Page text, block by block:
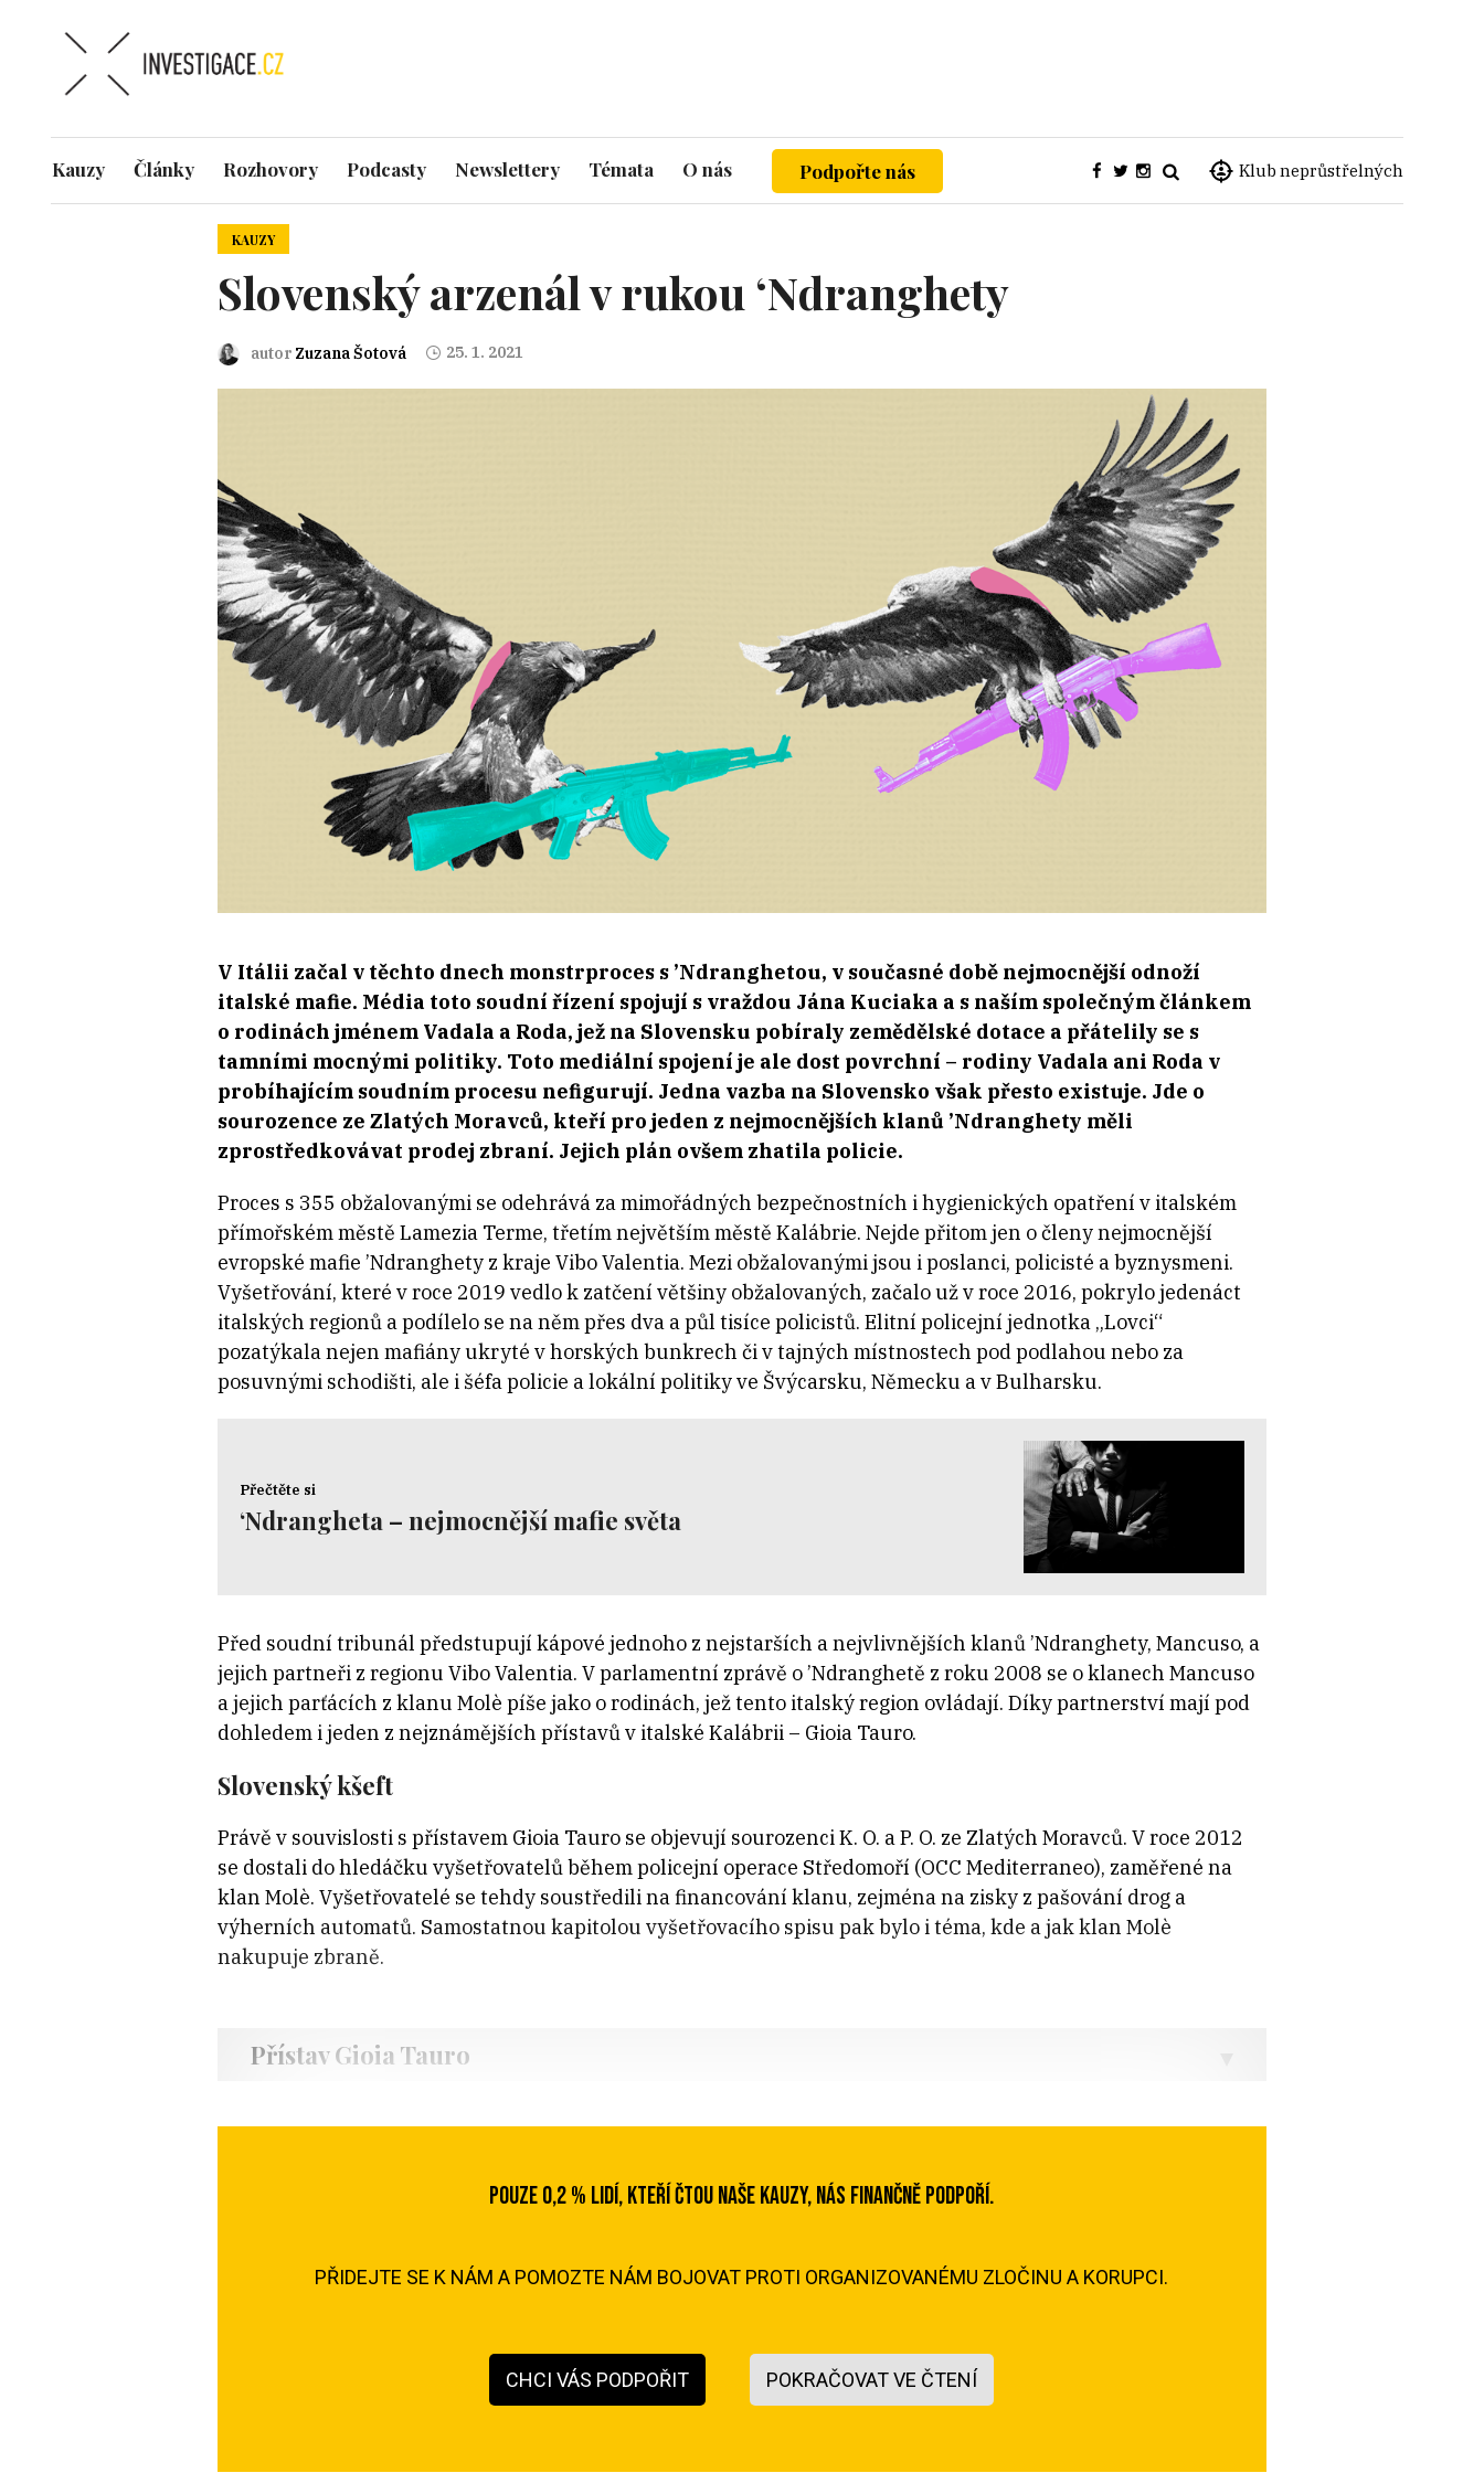
Klub neprůstřelných
Kauzy Články Rozhovory Podcasty Newslettery Témata O nás Podpořte nás
KAUZY
Slovenský arzenál v rukou ‘Ndranghety
autor Zuzana Šotová 25. 1. 2021
V Itálii začal v těchto dnech monstrproces s ’Ndranghetou, v současné době nejmocnější odnoží
italské mafie. Média toto soudní řízení spojují s vraždou Jána Kuciaka a s naším společným článkem
o rodinách jménem Vadala a Roda, jež na Slovensku pobíraly zemědělské dotace a přátelily se s
tamními mocnými politiky. Toto mediální spojení je ale dost povrchní – rodiny Vadala ani Roda v
probíhajícím soudním procesu nefigurují. Jedna vazba na Slovensko však přesto existuje. Jde o
sourozence ze Zlatých Moravců, kteří pro jeden z nejmocnějších klanů ’Ndranghety měli
zprostředkovávat prodej zbraní. Jejich plán ovšem zhatila policie.
Proces s 355 obžalovanými se odehrává za mimořádných bezpečnostních i hygienických opatření v italském
přímořském městě Lamezia Terme, třetím největším městě Kalábrie. Nejde přitom jen o členy nejmocnější
evropské mafie ’Ndranghety z kraje Vibo Valentia. Mezi obžalovanými jsou i poslanci, policisté a byznysmeni.
Vyšetřování, které v roce 2019 vedlo k zatčení většiny obžalovaných, začalo už v roce 2016, pokrylo jedenáct
italských regionů a podílelo se na něm přes dva a půl tisíce policistů. Elitní policejní jednotka „Lovci“
pozatýkala nejen mafiány ukryté v horských bunkrech či v tajných místnostech pod podlahou nebo za
posuvnými schodišti, ale i šéfa policie a lokální politiky ve Švýcarsku, Německu a v Bulharsku.
Přečtěte si
‘Ndrangheta – nejmocnější mafie světa
Před soudní tribunál předstupují kápové jednoho z nejstarších a nejvlivnějších klanů ’Ndranghety, Mancuso, a
jejich partneři z regionu Vibo Valentia. V parlamentní zprávě o ’Ndranghetě z roku 2008 se o klanech Mancuso
a jejich parťácích z klanu Molè píše jako o rodinách, jež tento italský region ovládají. Díky partnerství mají pod
dohledem i jeden z nejznámějších přístavů v italské Kalábrii – Gioia Tauro.
Slovenský kšeft
Právě v souvislosti s přístavem Gioia Tauro se objevují sourozenci K. O. a P. O. ze Zlatých Moravců. V roce 2012
se dostali do hledáčku vyšetřovatelů během policejní operace Středomoří (OCC Mediterraneo), zaměřené na
klan Molè. Vyšetřovatelé se tehdy soustředili na financování klanu, zejména na zisky z pašování drog a
výherních automatů. Samostatnou kapitolou vyšetřovacího spisu pak bylo i téma, kde a jak klan Molè
nakupuje zbraně.
Přístav Gioia Tauro
POUZE 0,2 % LIDÍ, KTEŘÍ ČTOU NAŠE KAUZY, NÁS FINANČNĚ PODPOŘÍ.
PŘIDEJTE SE K NÁM A POMOZTE NÁM BOJOVAT PROTI ORGANIZOVANÉMU ZLOČINU A KORUPCI.
CHCI VÁS PODPOŘIT POKRAČOVAT VE ČTENÍ